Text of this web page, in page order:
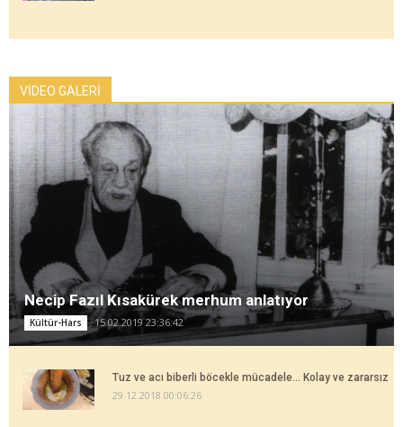
VİDEO GALERİ
Necip Fazıl Kısakürek merhum anlatıyor
Kültür-Hars 15.02.2019 23:36:42
Tuz ve acı biberli böcekle mücadele... Kolay ve zararsız
29.12.2018 00:06:26